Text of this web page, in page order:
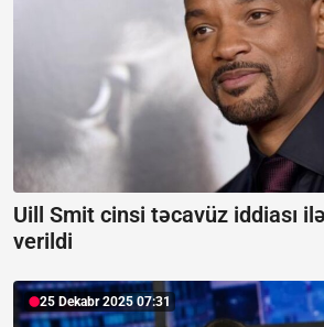
Uill Smit cinsi təcavüz iddiası
verildi
25 Dekabr 2025 07:31